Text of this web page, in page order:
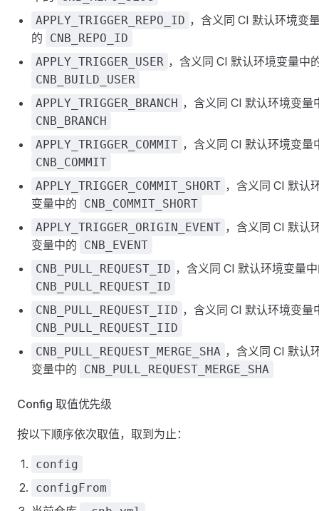
APPLY_TRIGGER_REPO_ID ，含义同 CI 默认环境变
的
CNB_REPO_ID
APPLY_TRIGGER_USER ，含义同 CI 默认环境变量中
CNB_BUILD_USER
APPLY_TRIGGER_BRANCH ，含义同 CI 默认环境变量
CNB_BRANCH
APPLY_TRIGGER_COMMIT ，含义同 CI 默认环境变量
CNB_COMMIT
APPLY_TRIGGER_COMMIT_SHORT ，含义同 CI 默认
变量中的
CNB_COMMIT_SHORT
APPLY_TRIGGER_ORIGIN_EVENT ，含义同 CI 默认
变量中的
CNB_EVENT
CNB_PULL_REQUEST_ID ，含义同 CI 默认环境变量
CNB_PULL_REQUEST_ID
CNB_PULL_REQUEST_IID ，含义同 CI 默认环境变量
CNB_PULL_REQUEST_IID
CNB_PULL_REQUEST_MERGE_SHA ，含义同 CI 默认
变量中的
CNB_PULL_REQUEST_MERGE_SHA
Config 取值优先级
按以下顺序依次取值，取到为止：
config
configFrom